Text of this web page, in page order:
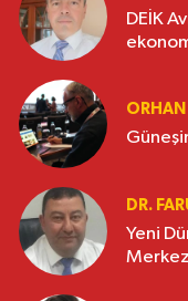
DEİK
DR.
Yeni